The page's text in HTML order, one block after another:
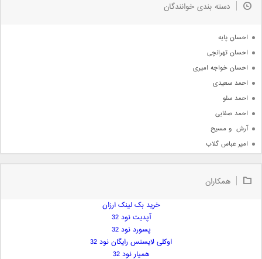
جدیدترین ها
دسته بندی خوانندگان
احسان پایه
احسان تهرانچی
احسان خواجه امیری
احمد سعیدی
احمد سلو
احمد صفایی
آرش  و مسیح
امیر عباس گلاب
امیر علی
همکاران
خرید بک لینک ارزان
آپدیت نود 32
پسورد نود 32
اوکلی لایسنس رایگان نود 32
همیار نود 32